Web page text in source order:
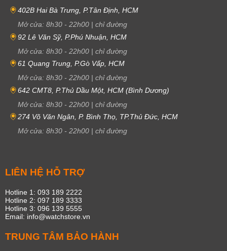
402B Hai Bà Trưng, P.Tân Định, HCM
Mở cửa: 8h30 - 22h00 | chỉ đường
92 Lê Văn Sỹ, P.Phú Nhuận, HCM
Mở cửa: 8h30 - 22h00 | chỉ đường
61 Quang Trung, P.Gò Vấp, HCM
Mở cửa: 8h30 - 22h00 | chỉ đường
642 CMT8, P.Thủ Dầu Một, HCM (Bình Dương)
Mở cửa: 8h30 - 22h00 | chỉ đường
274 Võ Văn Ngân, P. Bình Thọ, TP.Thủ Đức, HCM
Mở cửa: 8h30 - 22h00 | chỉ đường
LIÊN HỆ HỖ TRỢ
Hotline 1: 093 189 2222
Hotline 2: 097 189 3333
Hotline 3: 096 139 5555
Email: info@watchstore.vn
TRUNG TÂM BẢO HÀNH